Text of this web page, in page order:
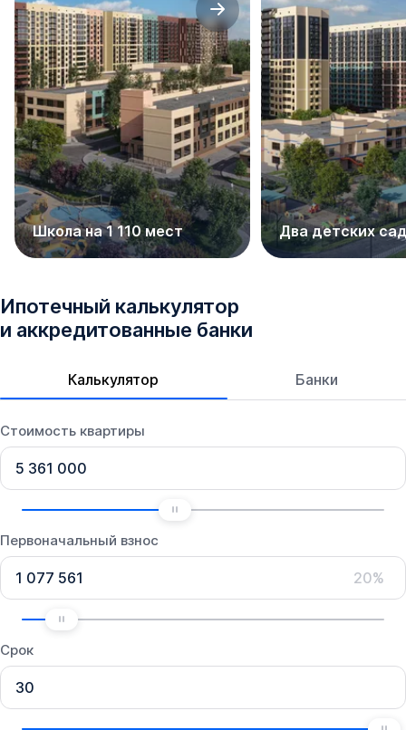
Школа на 1 110 мест Два детских
Ипотечный калькулятор
и аккредитованные банки
Калькулятор Банки
Стоимость квартиры
Первоначальный взнос
20%
Срок